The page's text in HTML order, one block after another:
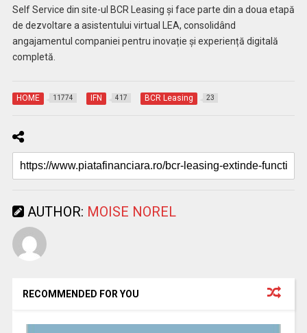
Self Service din site-ul BCR Leasing și face parte din a doua etapă
de dezvoltare a asistentului virtual LEA, consolidând
angajamentul companiei pentru inovație și experiență digitală
completă.
HOME 11774 IFN 417 BCR Leasing 23
AUTHOR: MOISE NOREL
RECOMMENDED FOR YOU